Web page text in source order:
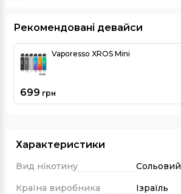
Рекомендовані девайси
Vaporesso XROS Mini
699 грн
Характеристики
Вид нікотину
Сольовий
Країна виробника
Ізраїль